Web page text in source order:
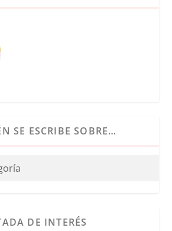
SE ESCRIBE SOBRE…
DE INTERÉS